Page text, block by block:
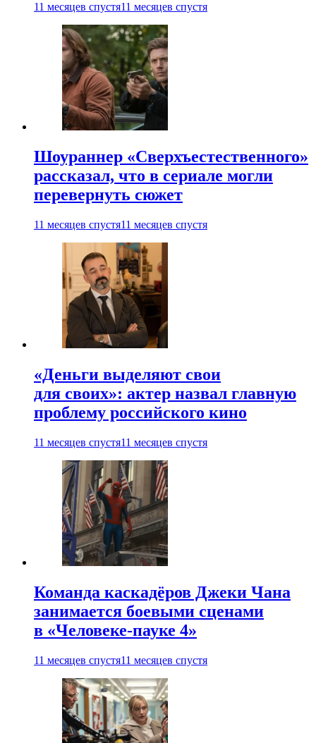
11 месяцев спустя11 месяцев спустя
Шоураннер «Сверхъестественного»
рассказал, что в сериале могли
перевернуть сюжет
11 месяцев спустя11 месяцев спустя
«Деньги выделяют свои
для своих»: актер назвал главную
проблему российского кино
11 месяцев спустя11 месяцев спустя
Команда каскадёров Джеки Чана
занимается боевыми сценами
в «Человеке-пауке 4»
11 месяцев спустя11 месяцев спустя